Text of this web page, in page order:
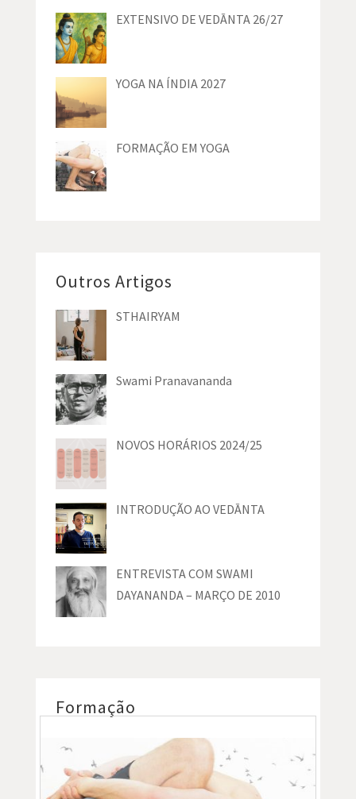
EXTENSIVO DE VEDĀNTA 26/27
YOGA NA ÍNDIA 2027
FORMAÇÃO EM YOGA
Outros Artigos
STHAIRYAM
Swami Pranavananda
NOVOS HORÁRIOS 2024/25
INTRODUÇÃO AO VEDĀNTA
ENTREVISTA COM SWAMI
DAYANANDA – MARÇO DE 2010
Formação